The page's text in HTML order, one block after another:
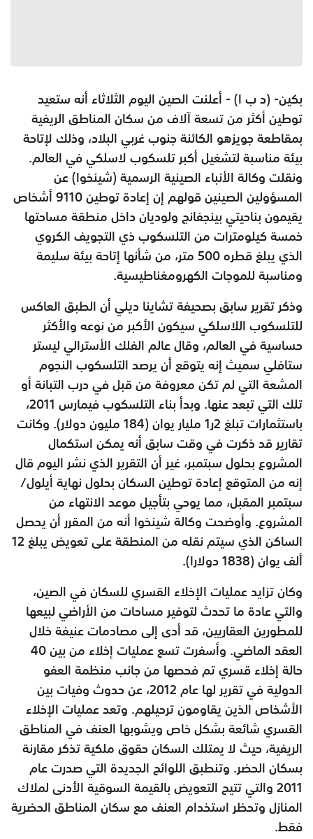
بكين- (د ب ا) - أعلنت الصين اليوم الثلاثاء أنه ستعيد
توطين أكثر من تسعة آلاف من سكان المناطق الريفية
بمقاطعة جويزهو الكائنة جنوب غربي البلاد، وذلك لإتاحة
بيئة مناسبة لتشغيل أكبر تلسكوب لاسلكي في العالم.
ونقلت وكالة الأنباء الصينية الرسمية (شينخوا) عن
المسؤولين الصينين قولهم إن إعادة توطين 9110 أشخاص
يقيمون بناحيتي بينجفانج ولوديان داخل منطقة مساحتها
خمسة كيلومترات من التلسكوب ذي التجويف الكروي
الذي يبلغ قطره 500 متر، من شأنها إتاحة بيئة سليمة
ومناسبة للموجات الكهرومغناطيسية.
وذكر تقرير سابق بصحيفة تشاينا ديلي أن الطبق العاكس
للتلسكوب اللاسلكي سيكون الأكبر من نوعه والأكثر
حساسية في العالم، وقال عالم الفلك الأسترالي ليستر
ستافلي سميث إنه يتوقع أن يرصد التلسكوب النجوم
المشعة التي لم تكن معروفة من قبل في درب التبانة أو
تلك التي تبعد عنها. وبدأ بناء التلسكوب فيمارس 2011،
باستثمارات تبلغ 2ر1 مليار يوان (184 مليون دولار). وكانت
تقارير قد ذكرت في وقت سابق أنه يمكن استكمال
المشروع بحلول سبتمبر، غير أن التقرير الذي نشر اليوم قال
إنه من المتوقع إعادة توطين السكان بحلول نهاية أيلول/
سبتمبر المقبل، مما يوحي بتأجيل موعد الانتهاء من
المشروع. وأوضحت وكالة شينخوا أنه من المقرر أن يحصل
الساكن الذي سيتم نقله من المنطقة على تعويض يبلغ 12
ألف يوان (1838 دولارا).
وكان تزايد عمليات الإخلاء القسري للسكان في الصين،
والتي عادة ما تحدث لتوفير مساحات من الأراضي لبيعها
للمطورين العقاريين، قد أدى إلى مصادمات عنيفة خلال
العقد الماضي. وأسفرت تسع عمليات إخلاء من بين 40
حالة إخلاء قسري تم فحصها من جانب منظمة العفو
الدولية في تقرير لها عام 2012، عن حدوث وفيات بين
الأشخاص الذين يقاومون ترحيلهم. وتعد عمليات الإخلاء
القسري شائعة بشكل خاص ويشوبها العنف في المناطق
الريفية، حيث لا يمتلك السكان حقوق ملكية تذكر مقارنة
بسكان الحضر. وتنطبق اللوائح الجديدة التي صدرت عام
2011 والتي تتيح التعويض بالقيمة السوقية الأدنى لملاك
المنازل وتحظر استخدام العنف مع سكان المناطق الحضرية
فقط.